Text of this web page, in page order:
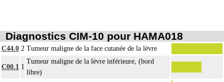
Diagnostics CIM-10 pour HAMA018
C44.0 2 Tumeur maligne de la face cutanée de la lèvre
C00.1 1
Tumeur maligne de la lèvre inférieure, (bord
libre)